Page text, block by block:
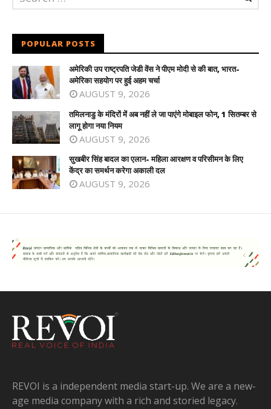
POPULAR POSTS
अमेरिकी उप राष्ट्रपति जेडी वेंस ने पीएम मोदी से की बात, भारत-
अमेरिका सहयोग पर हुई अहम चर्चा
AUGUST 9, 2026
तमिलनाडु के मंदिरों में अब नहीं ले जा पाएंगे मोबाइल फोन, 1 सितम्बर से
लागू होगा नया नियम
AUGUST 9, 2026
सुखबीर सिंह बादल का एलान- महिला आरक्षण व परिसीमन के लिए
केंद्र का समर्थन करेगा अकाली दल
AUGUST 9, 2026
REVOI is a independent media start-up. We are a new-
age media company with a rich and storied legacy.